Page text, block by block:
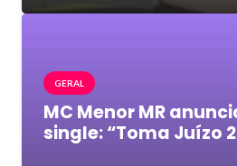
GERAL
MC Menor MR
single: “Toma Juízo